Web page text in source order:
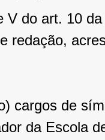
V do art. 10
redação,
cargos de
da Escola